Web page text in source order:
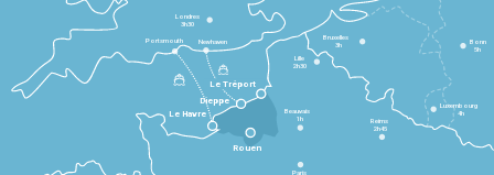
Le Havre
Dieppe
Le Tréport
Paris
Beauvais
1h
Reims
2h45
Lille
2h30
Bruxelles
3h
Londres
3h30
Newhaven
Portsmouth
Bonn
5h
Luxembourg
4h
Rouen